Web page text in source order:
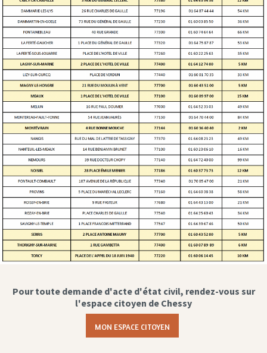
Pour toute demande d'acte d'état civil, rendez-vous sur
l'espace citoyen de Chessy
MON ESPACE CITOYEN